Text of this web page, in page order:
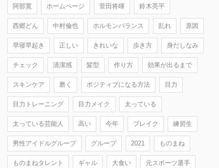
阿部寛 ホームページ 菅田将暉 鈴木亮平
西郷どん 中村倫也 ホルモンバランス 乱れ 原因
早寝早起き 正しい きれいな 歩き方 身だしなみ
チェック 清潔感 髪型 作り方 効果が出るまで
スキンケア 磨く ポジティブになる方法 目力
目力トレーニング 目力メイク 太っている
太っている芸能人 高い 今年 ブレイク 練習生
男性アイドルグループ グループ 2021 ものまね
ものまねタレント ギャル 大食い 元スポーツ選手